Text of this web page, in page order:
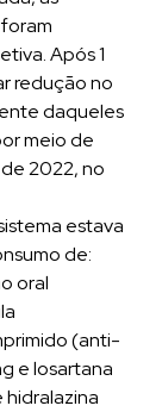
Após 1
redução no
daqueles
meio de
2022, no
estava
de:
oral
(anti-
e losartana
hidralazina